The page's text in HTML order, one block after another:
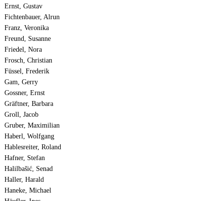
Ernst, Gustav
Fichtenbauer, Alrun
Franz, Veronika
Freund, Susanne
Friedel, Nora
Frosch, Christian
Füssel, Frederik
Gam, Gerry
Gossner, Ernst
Gräftner, Barbara
Groll, Jacob
Gruber, Maximilian
Haberl, Wolfgang
Hablesreiter, Roland
Hafner, Stefan
Halilbašić, Senad
Haller, Harald
Haneke, Michael